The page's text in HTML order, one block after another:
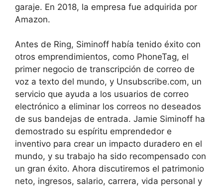
garaje. En 2018, la empresa fue adquirida por
Amazon.
Antes de Ring, Siminoff había tenido éxito con
otros emprendimientos, como PhoneTag, el
primer negocio de transcripción de correo de
voz a texto del mundo, y Unsubscribe.com, un
servicio que ayuda a los usuarios de correo
electrónico a eliminar los correos no deseados
de sus bandejas de entrada. Jamie Siminoff ha
demostrado su espíritu emprendedor e
inventivo para crear un impacto duradero en el
mundo, y su trabajo ha sido recompensado con
un gran éxito. Ahora discutiremos el patrimonio
neto, ingresos, salario, carrera, vida personal y